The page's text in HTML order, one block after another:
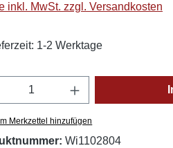
inkl. MwSt. zzgl. Versandkosten
1-2 Werktage
Anzahl: Gib den
Merkzettel hinzufügen
Wi1102804